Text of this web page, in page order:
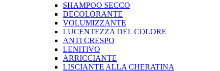
SHAMPOO SECCO
DECOLORANTE
VOLUMIZZANTE
LUCENTEZZA DEL COLORE
ANTI CRESPO
LENITIVO
ARRICCIANTE
LISCIANTE ALLA CHERATINA